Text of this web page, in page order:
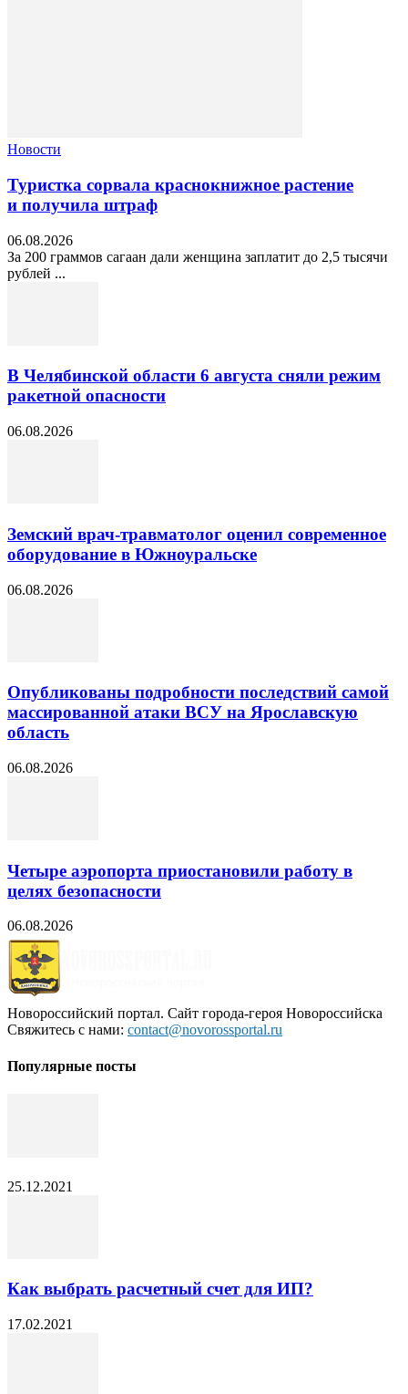
Новости
Туристка сорвала краснокнижное растение
и получила штраф
06.08.2026
За 200 граммов сагаан дали женщина заплатит до 2,5 тысячи
рублей ...
В Челябинской области 6 августа сняли режим
ракетной опасности
06.08.2026
Земский врач-травматолог оценил современное
оборудование в Южноуральске
06.08.2026
Опубликованы подробности последствий самой
массированной атаки ВСУ на Ярославскую
область
06.08.2026
Четыре аэропорта приостановили работу в
целях безопасности
06.08.2026
Новороссийский портал. Сайт города-героя Новороссийска
Свяжитесь с нами: contact@novorossportal.ru
Популярные посты
25.12.2021
Как выбрать расчетный счет для ИП?
17.02.2021